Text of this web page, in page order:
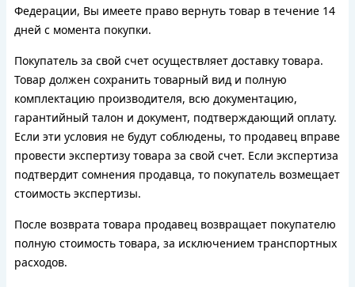
Федерации, Вы имеете право вернуть товар в течение 14
дней с момента покупки.
Покупатель за свой счет осуществляет доставку товара.
Товар должен сохранить товарный вид и полную
комплектацию производителя, всю документацию,
гарантийный талон и документ, подтверждающий оплату.
Если эти условия не будут соблюдены, то продавец вправе
провести экспертизу товара за свой счет. Если экспертиза
подтвердит сомнения продавца, то покупатель возмещает
стоимость экспертизы.
После возврата товара продавец возвращает покупателю
полную стоимость товара, за исключением транспортных
расходов.